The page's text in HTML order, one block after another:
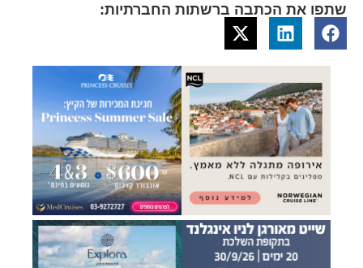
שתפו את הכתבה ברשתות החברתיות: